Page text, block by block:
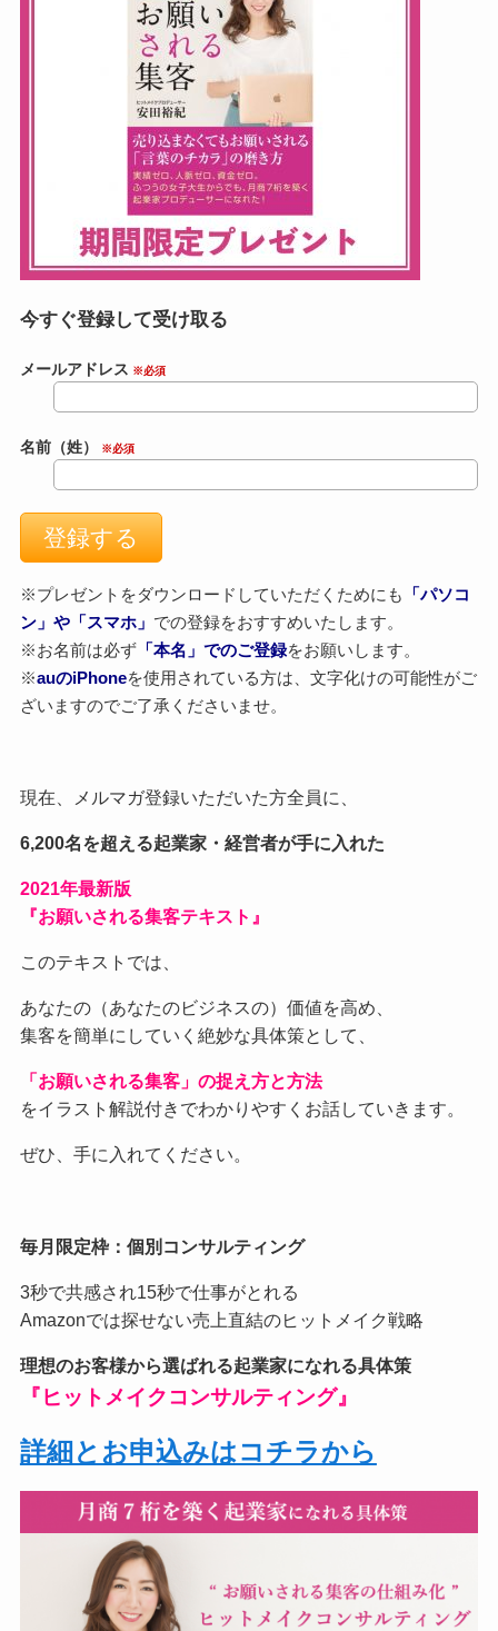
今すぐ登録して受け取る
メールアドレス ※必須
名前（姓） ※必須
※プレゼントをダウンロードしていただくためにも
「パソコ
ン」や「スマホ」 での登録をおすすめいたします。
※お名前は必ず「本名」でのご登録をお願いします。
※auのiPhoneを使用されている方は、文字化けの可能性がご
ざいますのでご了承くださいませ。
現在、メルマガ登録いただいた方全員に、
6,200名を超える起業家・経営者が手に入れた
2021年最新版
『お願いされる集客テキスト』
このテキストでは、
あなたの（あなたのビジネスの）価値を高め、
集客を簡単にしていく絶妙な具体策として、
「お願いされる集客」の捉え方と方法
をイラスト解説付きでわかりやすくお話していきます。
ぜひ、手に入れてください。
毎月限定枠：個別コンサルティング
3秒で共感され15秒で仕事がとれる
Amazonでは探せない売上直結のヒットメイク戦略
理想のお客様から選ばれる起業家になれる具体策
『ヒットメイクコンサルティング』
詳細とお申込みはコチラから